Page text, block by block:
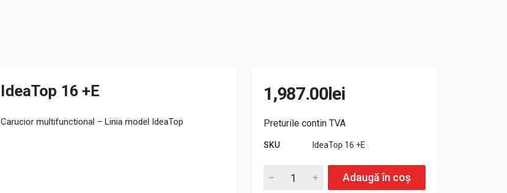
IdeaTop 16 +E
Carucior multifunctional – Linia model IdeaTop
1,987.00lei
Preturile contin TVA
SKU IdeaTop 16 +E
IdeaTop 16 +E quantityAdaugă în coș